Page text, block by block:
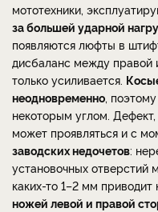
мототехники,
за большей ударной
появляются люфты в
дисбаланс между правой
только усиливается.
неодновременно,
некоторым углом.
может проявляться и с
заводских недочетов:
установочных
каких-то 1–2 мм приводит
ножей левой и правой